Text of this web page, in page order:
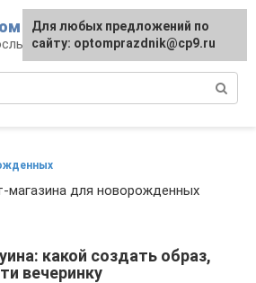
и детей
магазина для новорожденных
какой создать образ,
вечеринку
Для любых предложений по
сайту: optomprazdnik@cp9.ru